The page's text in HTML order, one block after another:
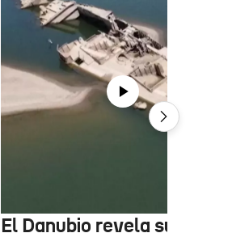
El Danubio revela sus